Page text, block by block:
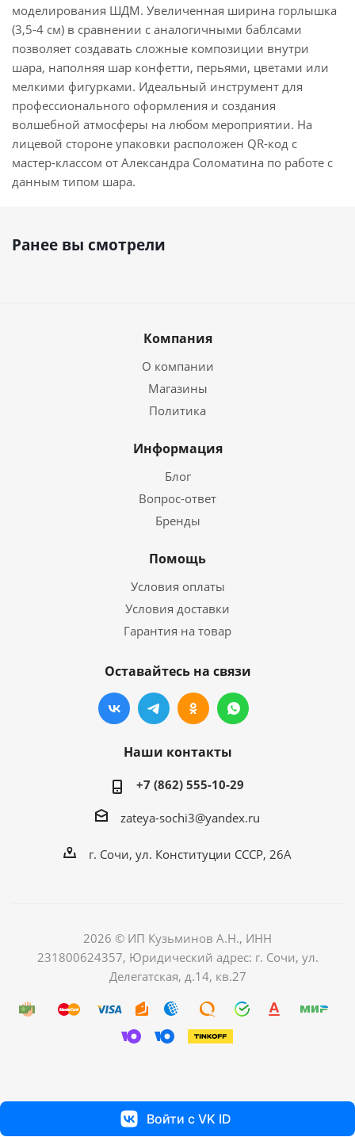
моделирования ШДМ. Увеличенная ширина горлышка
(3,5-4 см) в сравнении с аналогичными баблсами
позволяет создавать сложные композиции внутри
шара, наполняя шар конфетти, перьями, цветами или
мелкими фигурками. Идеальный инструмент для
профессионального оформления и создания
волшебной атмосферы на любом мероприятии. На
лицевой стороне упаковки расположен QR-код с
мастер-классом от Александра Соломатина по работе с
данным типом шара.
Ранее вы смотрели
Компания
О компании
Магазины
Политика
Информация
Блог
Вопрос-ответ
Бренды
Помощь
Условия оплаты
Условия доставки
Гарантия на товар
Оставайтесь на связи
Наши контакты
+7 (862) 555-10-29
zateya-sochi3@yandex.ru
г. Сочи, ул. Конституции СССР, 26А
2026 © ИП Кузьминов А.Н., ИНН
231800624357, Юридический адрес: г. Сочи, ул.
Делегатская, д.14, кв.27
Войти с VK ID